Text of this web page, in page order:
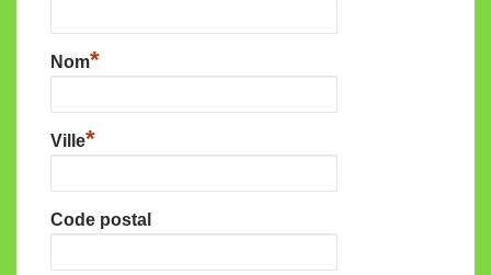
Nom*
Ville*
Code postal